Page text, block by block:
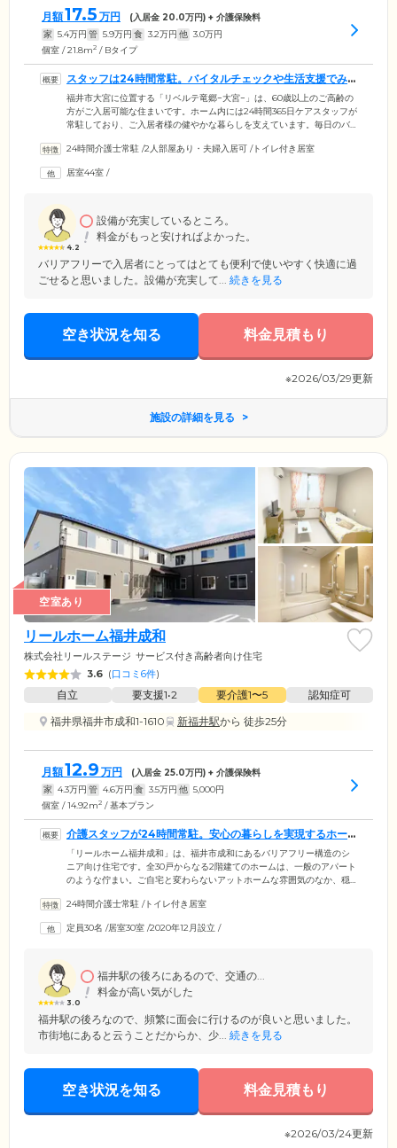
月額17.5 万円 (入居金 20.0万円) + 介護保険料
家 5.4万円 管 5.9万円 食 3.2万円 他 3.0万円
個室 / 21.8m2 / Bタイプ
スタッフは24時間常駐。バイタルチェックや生活支援でみ
なさまを支えます
福井市大宮に位置する「リベルテ竜郷−大宮−」は、60歳以上のご高齢の
方がご入居可能な住まいです。ホーム内には24時間365日ケアスタッフが
常駐しており、ご入居者様の健やかな暮らしを支えています。毎日のバ
的に巡回を行い、みなさまの安否確認にも努めています。さらに、さま
の受け取りや往診の対応、預り金の管理やタクシーの手配など、内容は
24時間介護士常駐 /2人部屋あり・夫婦入居可 /トイレ付き居室
居室44室 /
4.2
設備が充実しているところ。
料金がもっと安ければよかった。
バリアフリーで入居者にとってはとても便利で使いやすく快適に過
ごせると思いました。設備が充実して... 続きを見る
空き状況を知る 料金見積もり
※2026/03/29更新
施設の詳細を見る
空室あり
リールホーム福井成和
株式会社リールステージ サービス付き高齢者向け住宅
3.6 (口コミ6件)
自立 要支援1•2 要介護1〜5
認知症可
福井県福井市成和1-1610
新福井駅から 徒歩25分
月額12.9 万円 (入居金 25.0万円) + 介護保険料
家 4.3万円 管 4.6万円 食 3.5万円 他 5,000円
個室 / 14.92m2 / 基本プラン
介護スタッフが24時間常駐。安心の暮らしを実現するホー
ムです
「リールホーム福井成和」は、福井市成和にあるバリアフリー構造のシ
ニア向け住宅です。全30戸からなる2階建てのホームは、一般のアパート
のような佇まい。ご自宅と変わらないアットホームな雰囲気のなか、穏
ッフが24時間常駐。ご入居者様へのお声掛けや安否確認を行っていま
ださい。また、当ホームは介護施設ではないため、ご入居にあたって高
24時間介護士常駐 /トイレ付き居室
定員30名 /居室30室 /2020年12月設立 /
3.0
福井駅の後ろにあるので、交通の...
料金が高い気がした
福井駅の後ろなので、頻繁に面会に行けるのが良いと思いました。
市街地にあると云うことだからか、少... 続きを見る
空き状況を知る 料金見積もり
※2026/03/24更新